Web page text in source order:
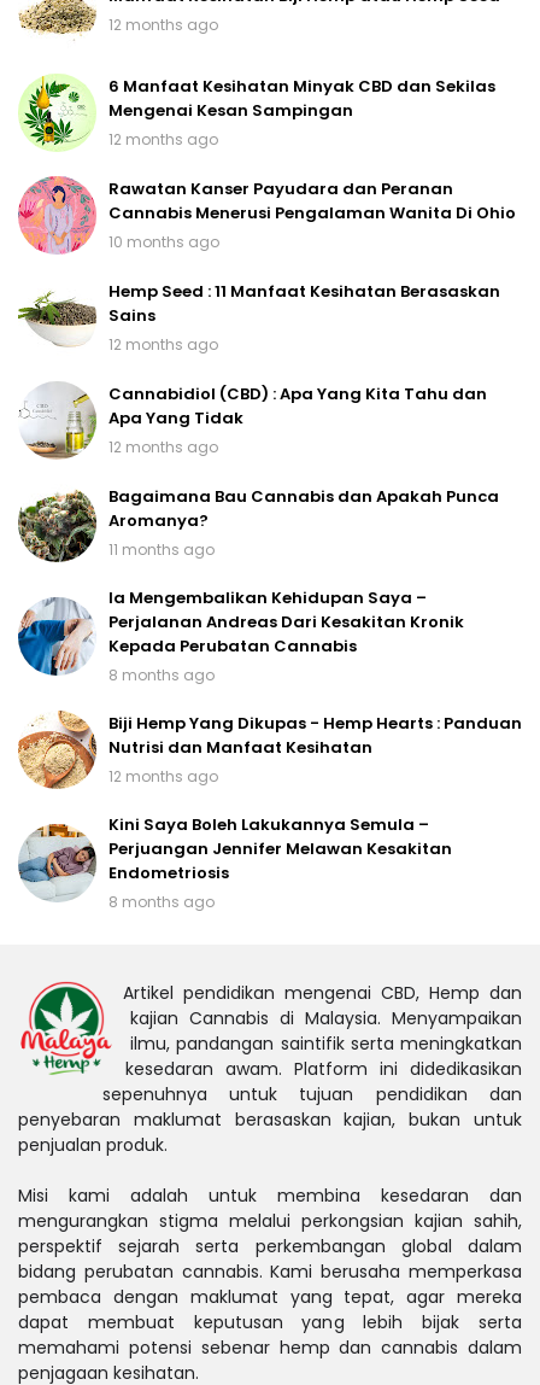
12 months ago
6 Manfaat Kesihatan Minyak CBD dan Sekilas
Mengenai Kesan Sampingan
12 months ago
Rawatan Kanser Payudara dan Peranan
Cannabis Menerusi Pengalaman Wanita Di Ohio
10 months ago
Hemp Seed : 11 Manfaat Kesihatan Berasaskan
Sains
12 months ago
Cannabidiol (CBD) : Apa Yang Kita Tahu dan
Apa Yang Tidak
12 months ago
Bagaimana Bau Cannabis dan Apakah Punca
Aromanya?
11 months ago
Ia Mengembalikan Kehidupan Saya –
Perjalanan Andreas Dari Kesakitan Kronik
Kepada Perubatan Cannabis
8 months ago
Biji Hemp Yang Dikupas - Hemp Hearts : Panduan
Nutrisi dan Manfaat Kesihatan
12 months ago
Kini Saya Boleh Lakukannya Semula –
Perjuangan Jennifer Melawan Kesakitan
Endometriosis
8 months ago
Artikel pendidikan mengenai CBD, Hemp dan
kajian Cannabis di Malaysia. Menyampaikan
ilmu, pandangan saintifik serta meningkatkan
kesedaran awam. Platform ini didedikasikan
sepenuhnya untuk tujuan pendidikan dan
penyebaran maklumat berasaskan kajian, bukan untuk
penjualan produk.
Misi kami adalah untuk membina kesedaran dan
mengurangkan stigma melalui perkongsian kajian sahih,
perspektif sejarah serta perkembangan global dalam
bidang perubatan cannabis. Kami berusaha memperkasa
pembaca dengan maklumat yang tepat, agar mereka
dapat membuat keputusan yang lebih bijak serta
memahami potensi sebenar hemp dan cannabis dalam
penjagaan kesihatan.